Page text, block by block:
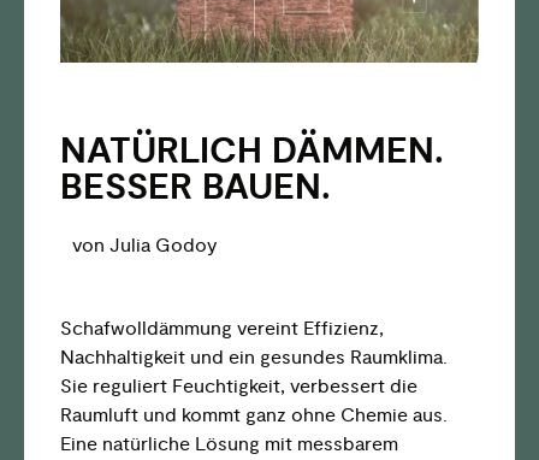
NATÜRLICH DÄMMEN.
BESSER BAUEN.
von Julia Godoy
Schafwolldämmung vereint Effizienz,
Nachhaltigkeit und ein gesundes Raumklima.
Sie reguliert Feuchtigkeit, verbessert die
Raumluft und kommt ganz ohne Chemie aus.
Eine natürliche Lösung mit messbarem